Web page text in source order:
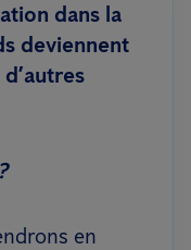
dans la
deviennent
en